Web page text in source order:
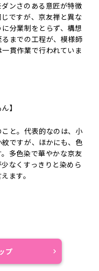
ンさのある意匠が特徴
ですが、京友禅と異な
分業制をとらず、構想
までの工程が、模様師
貫作業で行われていま
】
と。代表的なのは、小
ですが、ほかにも、色
多色染で華やかな京友
なくすっきりと染めら
ます。
プ